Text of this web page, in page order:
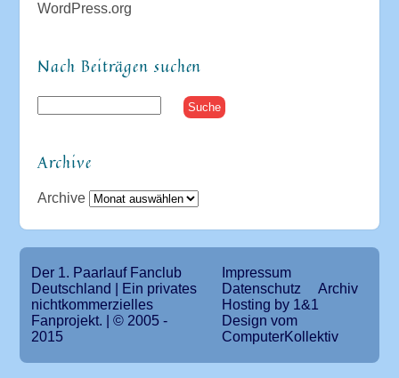
WordPress.org
Nach Beiträgen suchen
Archive
Archive
Der 1. Paarlauf Fanclub
Deutschland | Ein privates
nichtkommerzielles
Fanprojekt. | © 2005 -
2015
Impressum
Datenschutz
Archiv
Hosting by 1&1
Design vom
ComputerKollektiv